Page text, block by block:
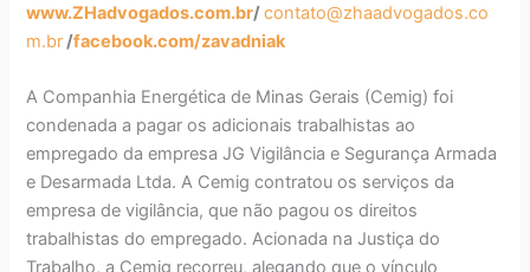
www.ZHadvogados.com.br/contato@zhaadvogados.co
m.br/facebook.com/zavadniak
A Companhia Energética de Minas Gerais (Cemig) foi
condenada a pagar os adicionais trabalhistas ao
empregado da empresa JG Vigilância e Segurança Armada
e Desarmada Ltda. A Cemig contratou os serviços da
empresa de vigilância, que não pagou os direitos
trabalhistas do empregado. Acionada na Justiça do
Trabalho, a Cemig recorreu, alegando que o vínculo